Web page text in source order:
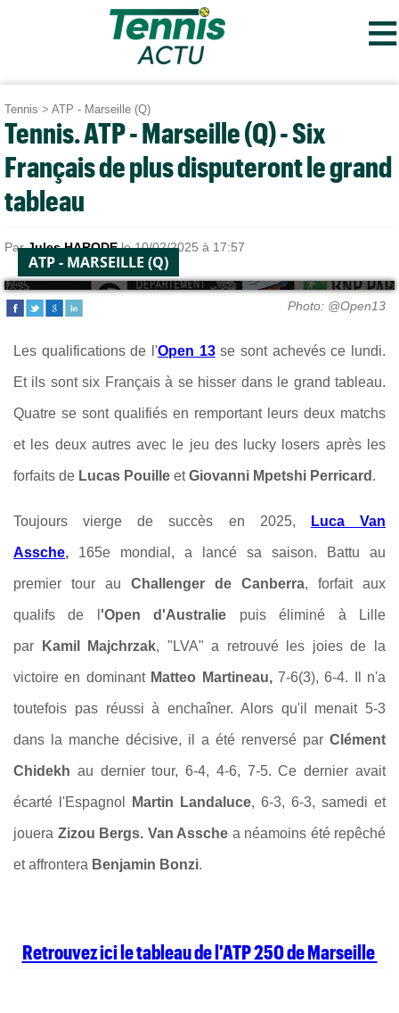
≡
Tennis > ATP - Marseille (Q)
Tennis. ATP - Marseille (Q) - Six
Français de plus disputeront le grand
tableau
ParJules HARODEle 10/02/2025 à 17:57
ATP - MARSEILLE (Q)
Photo: @Open13
Les qualifications de l'Open 13se sont achevés ce lundi.
Et ils sont six Français à se hisser dans le grand tableau.
Quatre se sont qualifiés en remportant leurs deux matchs
et les deux autres avec le jeu des lucky losers après les
forfaits de Lucas Pouille etGiovanni Mpetshi Perricard .
Toujours vierge de succès en 2025, Luca Van
Assche, 165e mondial, a lancé sa saison. Battu au
premier tour au Challenger de Canberra, forfait aux
qualifs de l 'Open d'Australie puis éliminé à Lille
par Kamil Majchrzak, "LVA" a retrouvé les joies de la
victoire en dominant Matteo Martineau, 7-6(3), 6-4. Il n'a
toutefois pas réussi à enchaîner. Alors qu'il menait 5-3
dans la manche décisive, il a été renversé par Clément
Chidekh au dernier tour, 6-4, 4-6, 7-5. Ce dernier avait
écarté l'Espagnol Martin Landaluce, 6-3, 6-3, samedi et
jouera Zizou Bergs. Van Assche a néamoins été repêché
et affrontera Benjamin Bonzi.
Retrouvez ici le tableau de l'ATP 250 de Marseille